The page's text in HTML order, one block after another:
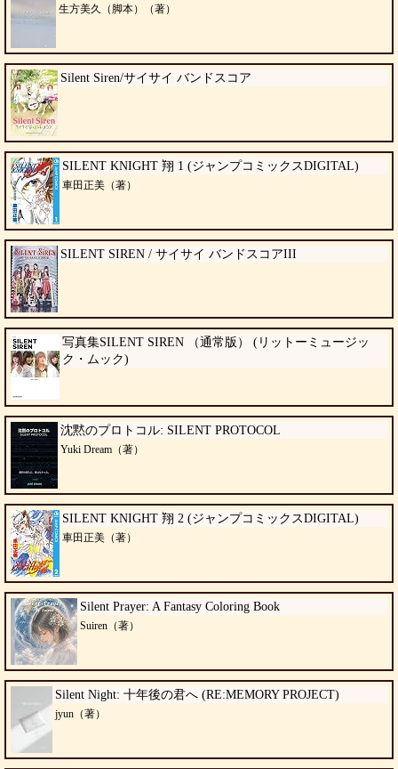
生方美久（脚本）（著）
Silent Siren/サイサイ バンドスコア
SILENT KNIGHT 翔 1 (ジャンプコミックスDIGITAL)
車田正美（著）
SILENT SIREN / サイサイ バンドスコアIII
写真集SILENT SIREN （通常版） (リットーミュージッ
ク・ムック)
沈黙のプロトコル: SILENT PROTOCOL
Yuki Dream（著）
SILENT KNIGHT 翔 2 (ジャンプコミックスDIGITAL)
車田正美（著）
Silent Prayer: A Fantasy Coloring Book
Suiren（著）
Silent Night: 十年後の君へ (RE:MEMORY PROJECT)
jyun（著）